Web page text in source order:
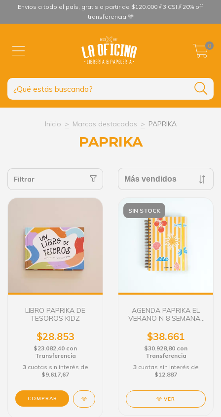
Envios a todo el país, gratis a partir de $120.000 // 3 CSI // 20% off
transferencia 🩵
0
Inicio > Marcas destacadas > PAPRIKA
PAPRIKA
Filtrar
LIBRO PAPRIKA DE
TESOROS KIDZ
$28.853
$23.082,40 con
Transferencia
3 cuotas sin interés de
$9.617,67
SIN STOCK
AGENDA PAPRIKA EL
VERANO N 8 SEMANAL
$38.661
$30.928,80 con
Transferencia
3 cuotas sin interés de
$12.887
VER